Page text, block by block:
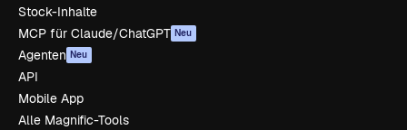
Stock-Inhalte
MCP für Claude/ChatGPT Neu
Agenten Neu
API
Mobile App
Alle Magnific-Tools